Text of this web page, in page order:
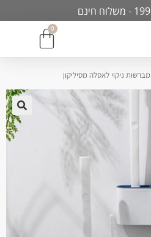
0
מברשות ניקוי לאסלה מסיליקון
🔍